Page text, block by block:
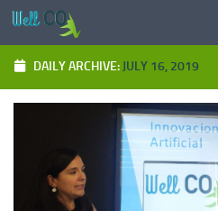
Skip to content
DAILY ARCHIVE: JULY 16, 2019